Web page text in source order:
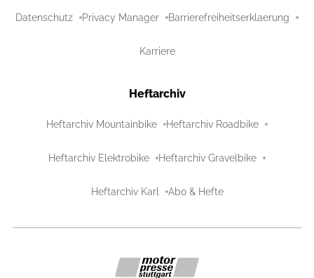
Datenschutz Privacy Manager Barrierefreiheitserklaerung
Karriere
Heftarchiv
Heftarchiv Mountainbike Heftarchiv Roadbike
Heftarchiv Elektrobike Heftarchiv Gravelbike
Heftarchiv Karl Abo & Hefte